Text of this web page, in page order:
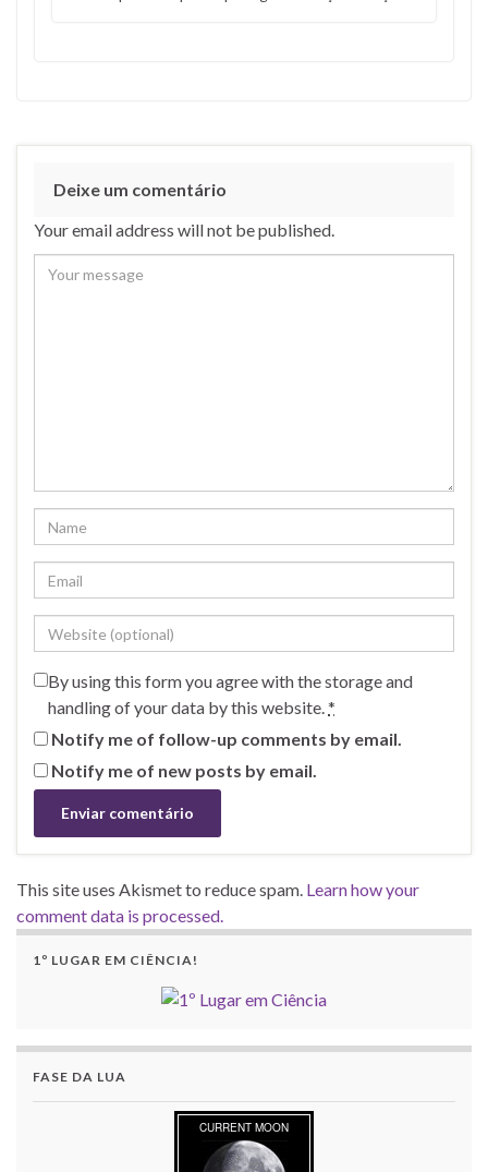
Deixe um comentário
Your email address will not be published.
By using this form you agree with the storage and
handling of your data by this website.*
Notify me of follow-up comments by email.
Notify me of new posts by email.
This site uses Akismet to reduce spam. Learn how your
comment data is processed.
1º LUGAR EM CIÊNCIA!
FASE DA LUA